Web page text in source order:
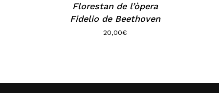
Florestan de l’òpera
Fidelio de Beethoven
20,00€